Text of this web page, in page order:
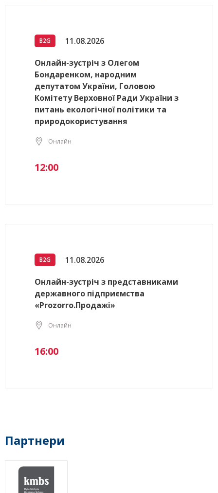
B2G 11.08.2026
Онлайн-зустріч з Олегом
Бондаренком, народним
депутатом України, Головою
Комітету Верховної Ради України з
питань екологічної політики та
природокористування
Онлайн
12:00
B2G 11.08.2026
Онлайн-зустріч з представниками
державного підприємства
«Prozorro.Продажі»
Онлайн
16:00
Партнери